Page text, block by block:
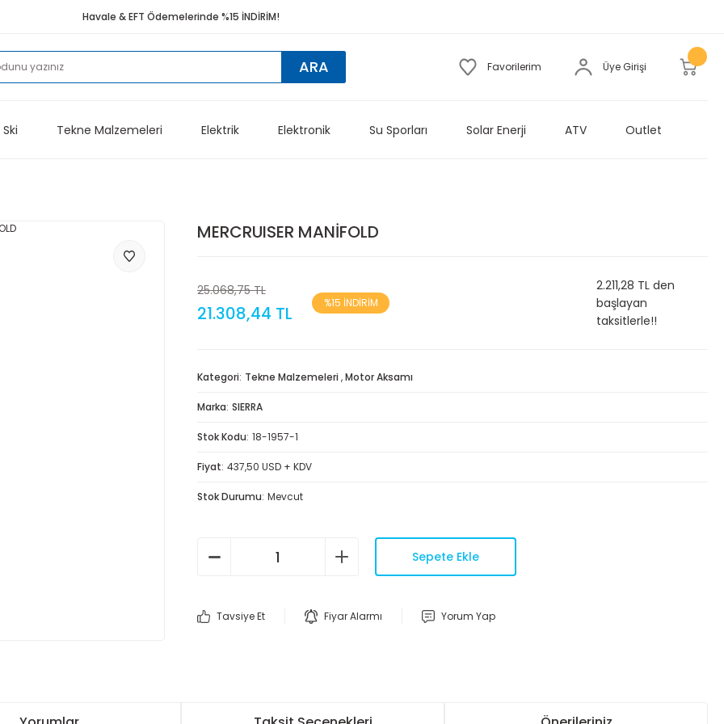
Havale & EFT Ödemelerinde %15 İNDİRİM!
ARA Favorilerim Üye Girişi
Tekne Malzemeleri Elektrik Elektronik Su Sporları Solar Enerji ATV Outlet
MERCRUISER MANİFOLD
25.068,75 TL
21.308,44 TL %15 İNDİRİM
2.211,28 TL den
başlayan
taksitlerle!!
Kategori Tekne Malzemeleri ,Motor Aksamı
Marka SIERRA
Stok Kodu 18-1957-1
Fiyat 437,50 USD + KDV
Stok Durumu Mevcut
Sepete Ekle
Tavsiye Et Fiyar Alarmı Yorum Yap